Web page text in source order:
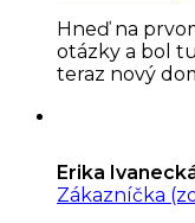
Hneď na
otázky a bol
teraz nový
Erika
Zákazníčka